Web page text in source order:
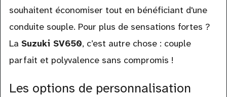
souhaitent économiser tout en bénéficiant d'une
conduite souple. Pour plus de sensations fortes ?
La Suzuki SV650, c’est autre chose : couple
parfait et polyvalence sans compromis !
Les options de personnalisation